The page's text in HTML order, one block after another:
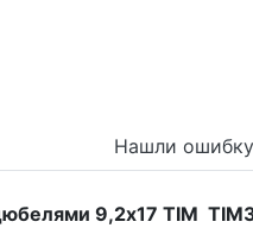
Нашли
9,2x17 TIM